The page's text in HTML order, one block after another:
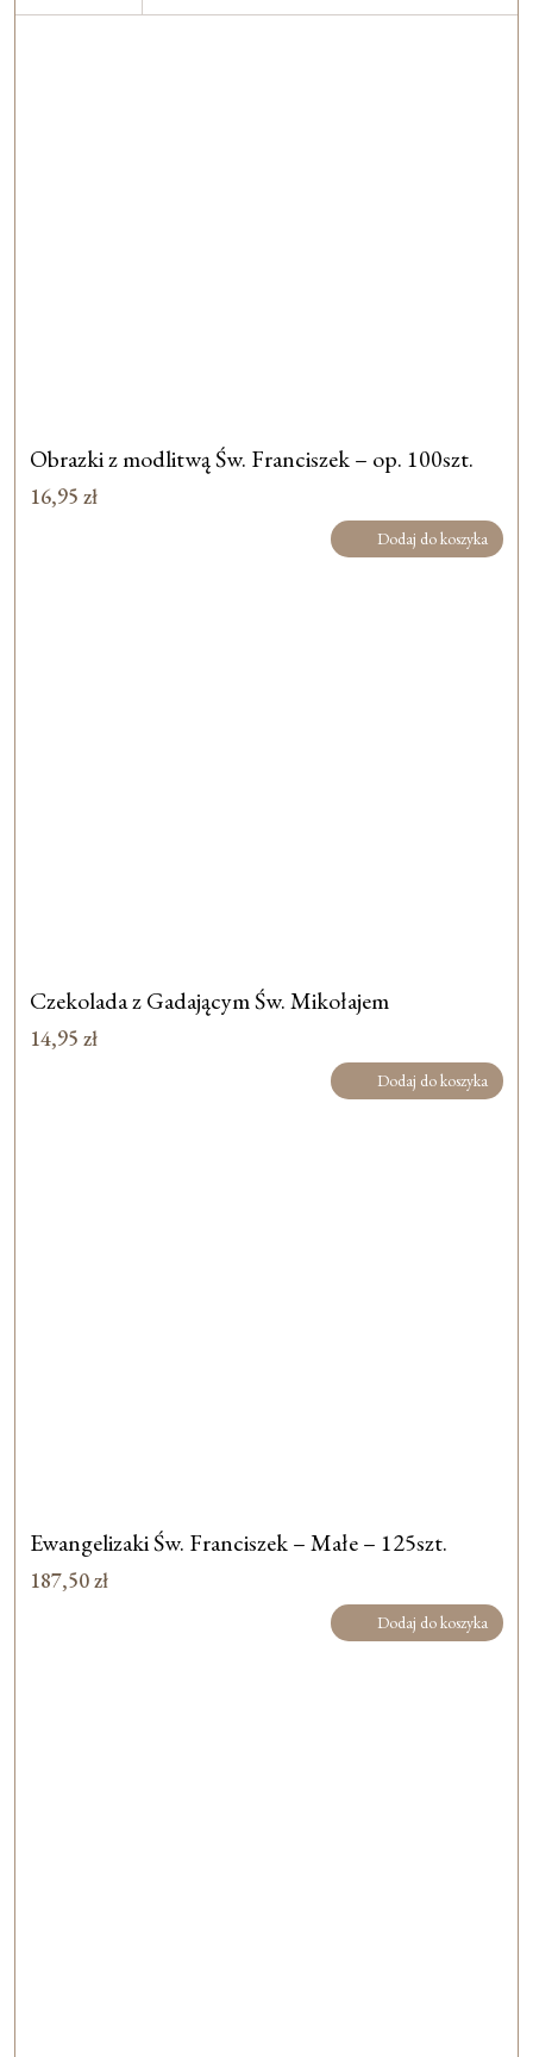
Obrazki z modlitwą Św. Franciszek – op. 100szt.
16,95 zł
Dodaj do koszyka
Czekolada z Gadającym Św. Mikołajem
14,95 zł
Dodaj do koszyka
Ewangelizaki Św. Franciszek – Małe – 125szt.
187,50zł
Dodaj do koszyka